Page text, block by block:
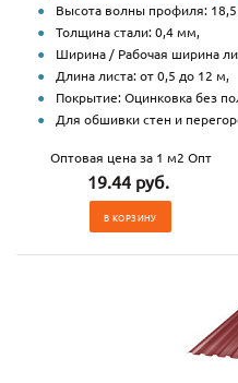
Высота волны профиля:
Толщина стали: 0,4 мм,
Ширина / Рабочая ширина
Длина листа: от 0,5 до 12 м,
Покрытие: Оцинковка без
Для обшивки стен и
Оптовая цена за 1 м2 Опт
19.44 руб.
В КОРЗИНУ